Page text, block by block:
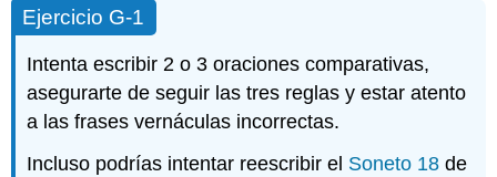
Ejercicio G-1
Intenta escribir 2 o 3 oraciones comparativas,
asegurarte de seguir las tres reglas y estar atento
a las frases vernáculas incorrectas.
Incluso podrías intentar reescribir el Soneto 18 de